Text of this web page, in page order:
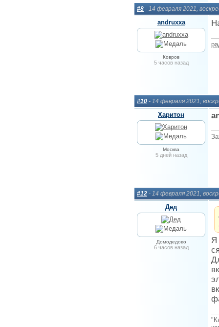
#8 - 14 февраля 2021,
andruxxa
Ковров
5 часов назад
#10 - 14 февраля 2021,
Харитон
Москва
5 дней назад
#12 - 14 февраля 2021,
Дед
Домодедово
6 часов назад
Я